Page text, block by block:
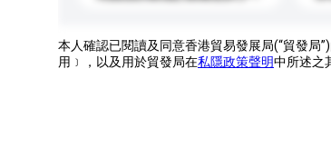
本人確認已閱讀及同意香港貿易發展局(“貿發局
用﹞，以及用於貿發局在私隱政策聲明中所述之